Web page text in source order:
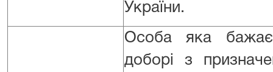
України.
Особа яка
доборі з